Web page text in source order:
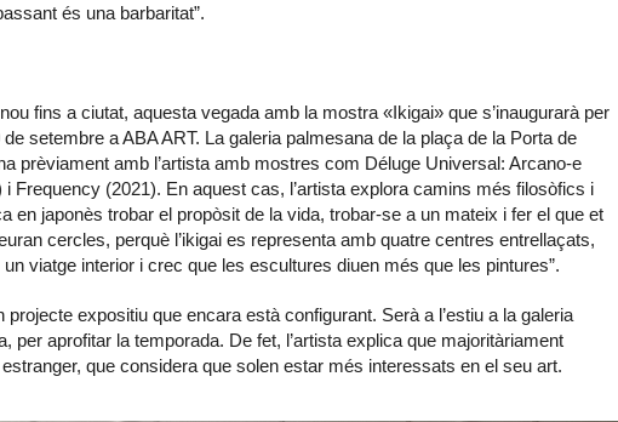
és una barbaritat”.
fins a ciutat, aquesta vegada amb la mostra «Ikigai» que s’inaugurarà per
de setembre a ABA ART. La galeria palmesana de la plaça de la Porta de
prèviament amb l’artista amb mostres com Déluge Universal: Arcano-e
Frequency (2021). En aquest cas, l’artista explora camins més filosòfics i
en japonès trobar el propòsit de la vida, trobar-se a un mateix i fer el que et
cercles, perquè l’ikigai es representa amb quatre centres entrellaçats,
viatge interior i crec que les escultures diuen més que les pintures”.
expositiu que encara està configurant. Serà a l’estiu a la galeria
per aprofitar la temporada. De fet, l’artista explica que majoritàriament
que considera que solen estar més interessats en el seu art.